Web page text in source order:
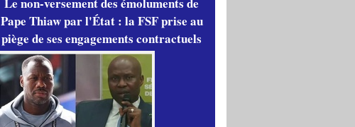
Pape Thiaw par l'État : la FSF prise au
piège de ses engagements contractuels